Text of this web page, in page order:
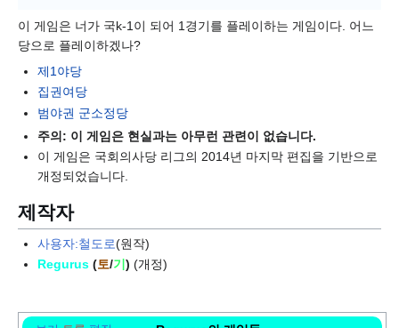
이 게임은 너가 국k-1이 되어 1경기를 플레이하는 게임이다. 어느
당으로 플레이하겠나?
제1야당
집권여당
범야권 군소정당
주의: 이 게임은 현실과는 아무런 관련이 없습니다.
이 게임은 국회의사당 리그의 2014년 마지막 편집을 기반으로
개정되었습니다.
제작자
사용자:철도로(원작)
Regurus (토/기 ) (개정)